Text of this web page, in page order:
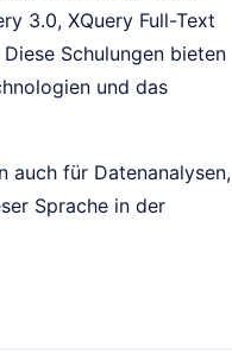
3.0, XQuery Full-Text
Schulungen bieten
und das
auch für Datenanalysen,
Sprache in der